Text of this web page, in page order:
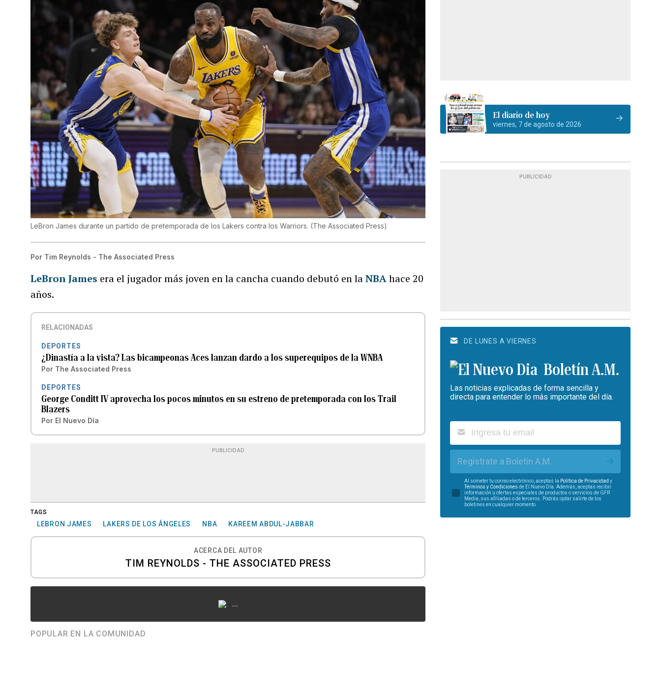
LeBron James durante un partido de pretemporada de los Lakers contra los Warriors. (The Associated Press)
Por Tim Reynolds - The Associated Press
LeBron James era el jugador más joven en la cancha cuando debutó en laNBAhace 20
años.
RELACIONADAS
DEPORTES
¿Dinastía a la vista? Las bicampeonas Aces lanzan dardo a los superequipos de la WNBA
Por The Associated Press
DEPORTES
George Conditt IV aprovecha los pocos minutos en su estreno de pretemporada con los Trail
Blazers
Por El Nuevo Día
PUBLICIDAD
TAGS
LEBRON JAMES LAKERS DE LOS ÁNGELES NBA KAREEM ABDUL-JABBAR
ACERCA DEL AUTOR
TIM REYNOLDS - THE ASSOCIATED PRESS
...
POPULAR EN LA COMUNIDAD
El diario de hoy
viernes, 7 de agosto de 2026
PUBLICIDAD
DE LUNES A VIERNES
Boletín A.M.
Las noticias explicadas de forma sencilla y
directa para entender lo más importante del día.
Regístrate a Boletín A.M.
Al someter tu correo electrónico, aceptas la Política de Privacidad y
Términos y Condiciones de El Nuevo Día. Además, aceptas recibir
información u ofertas especiales de productos o servicios de GFR
Media, sus afiliadas o de terceros. Podrás optar salirte de los
boletines en cualquier momento.